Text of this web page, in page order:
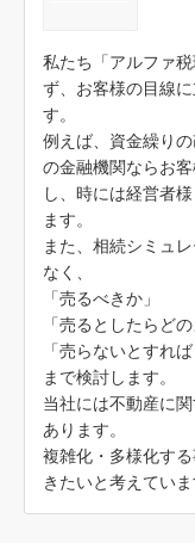
私たち「アルファ
ず、お客様の目線
す。
例えば、資金繰り
の金融機関ならお
し、時には経営者
ます。
また、相続シミュ
なく、
「売るべきか」
「売るとしたらど
「売らないとすれ
まで検討します。
当社には不動産に
あります。
複雑化・多様化す
きたいと考えていま